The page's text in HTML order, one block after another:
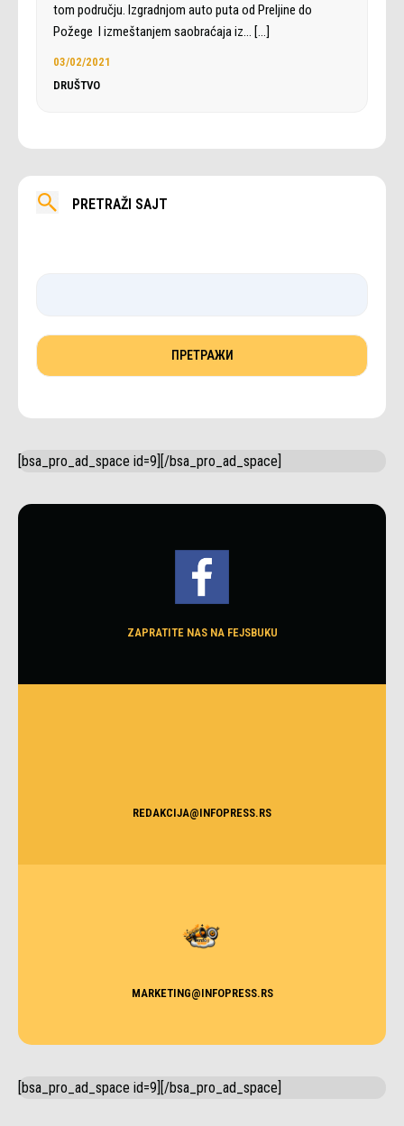
tom području. Izgradnjom auto puta od Preljine do
Požege I izmeštanjem saobraćaja iz… […]
03/02/2021
DRUŠTVO
PRETRAŽI SAJT
[bsa_pro_ad_space id=9][/bsa_pro_ad_space]
ZAPRATITE NAS NA FEJSBUKU
REDAKCIJA@INFOPRESS.RS
MARKETING@INFOPRESS.RS
[bsa_pro_ad_space id=9][/bsa_pro_ad_space]